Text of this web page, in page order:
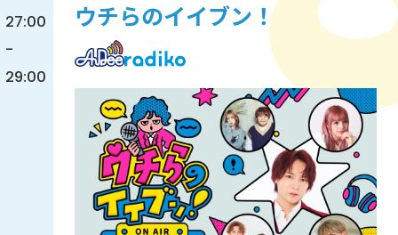
27:00
-
29:00
ウチらのイイブン！